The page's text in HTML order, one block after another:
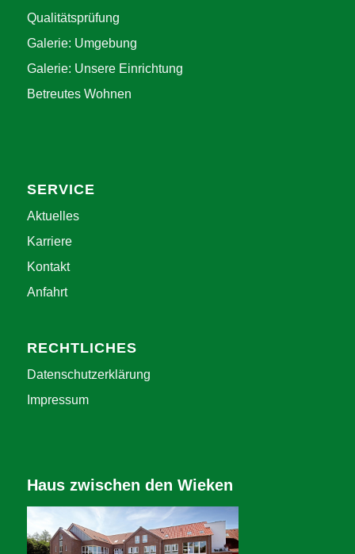
Qualitätsprüfung
Galerie: Umgebung
Galerie: Unsere Einrichtung
Betreutes Wohnen
SERVICE
Aktuelles
Karriere
Kontakt
Anfahrt
RECHTLICHES
Datenschutzerklärung
Impressum
Haus zwischen den Wieken